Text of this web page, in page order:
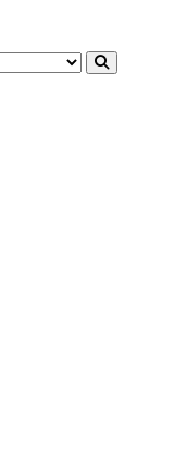
книги, учебники на